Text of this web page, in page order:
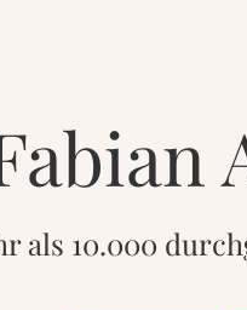
als 10.000